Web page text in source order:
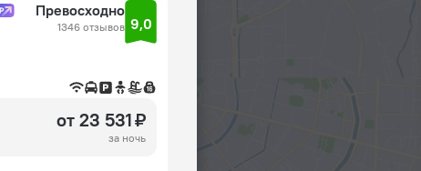
Превосходно
1346 отзывов 9,0
от 23 531 ₽
за ночь